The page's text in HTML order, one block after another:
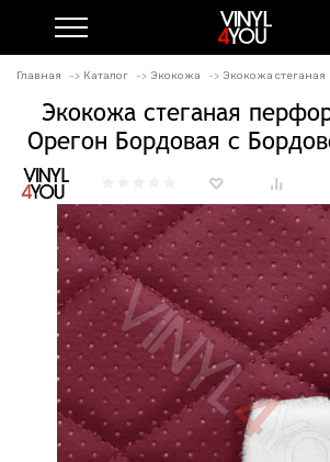
Главная Каталог Экокожа Экокожа стеганая
Экокожа стеганая
Орегон Бордовая с